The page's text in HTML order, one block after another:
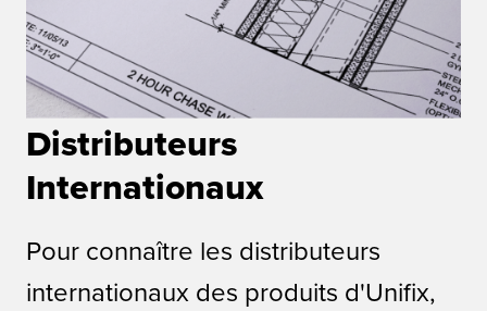
Distributeurs
Internationaux
Pour connaître les distributeurs
internationaux des produits d'Unifix,